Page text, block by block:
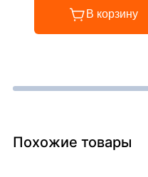
В корзину
Похожие товары